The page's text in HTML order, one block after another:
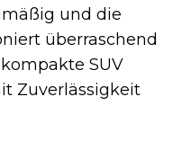
und die
überraschend
SUV
Zuverlässigkeit